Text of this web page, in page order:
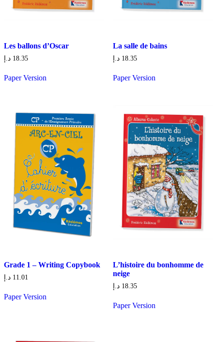
Les ballons d’Oscar
18.35 د.إ
Paper Version
La salle de bains
18.35 د.إ
Paper Version
Grade 1 – Writing Copybook
11.01 د.إ
Paper Version
L’histoire du bonhomme de
neige
18.35 د.إ
Paper Version